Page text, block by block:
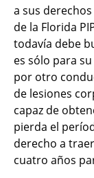
a sus
de la Florida
todavía debe
es sólo para
por otro
de lesiones
capaz de
pierda el
derecho a
cuatro años